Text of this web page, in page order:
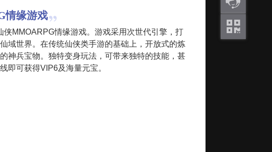
情缘游戏
侠MMOARPG情缘游戏。游戏采用次世代引擎，打
域世界。在传统仙侠类手游的基础上，开放式的炼
神兵宝物。独特变身玩法，可带来独特的技能，甚
即可获得VIP6及海量元宝。
返利
咨询